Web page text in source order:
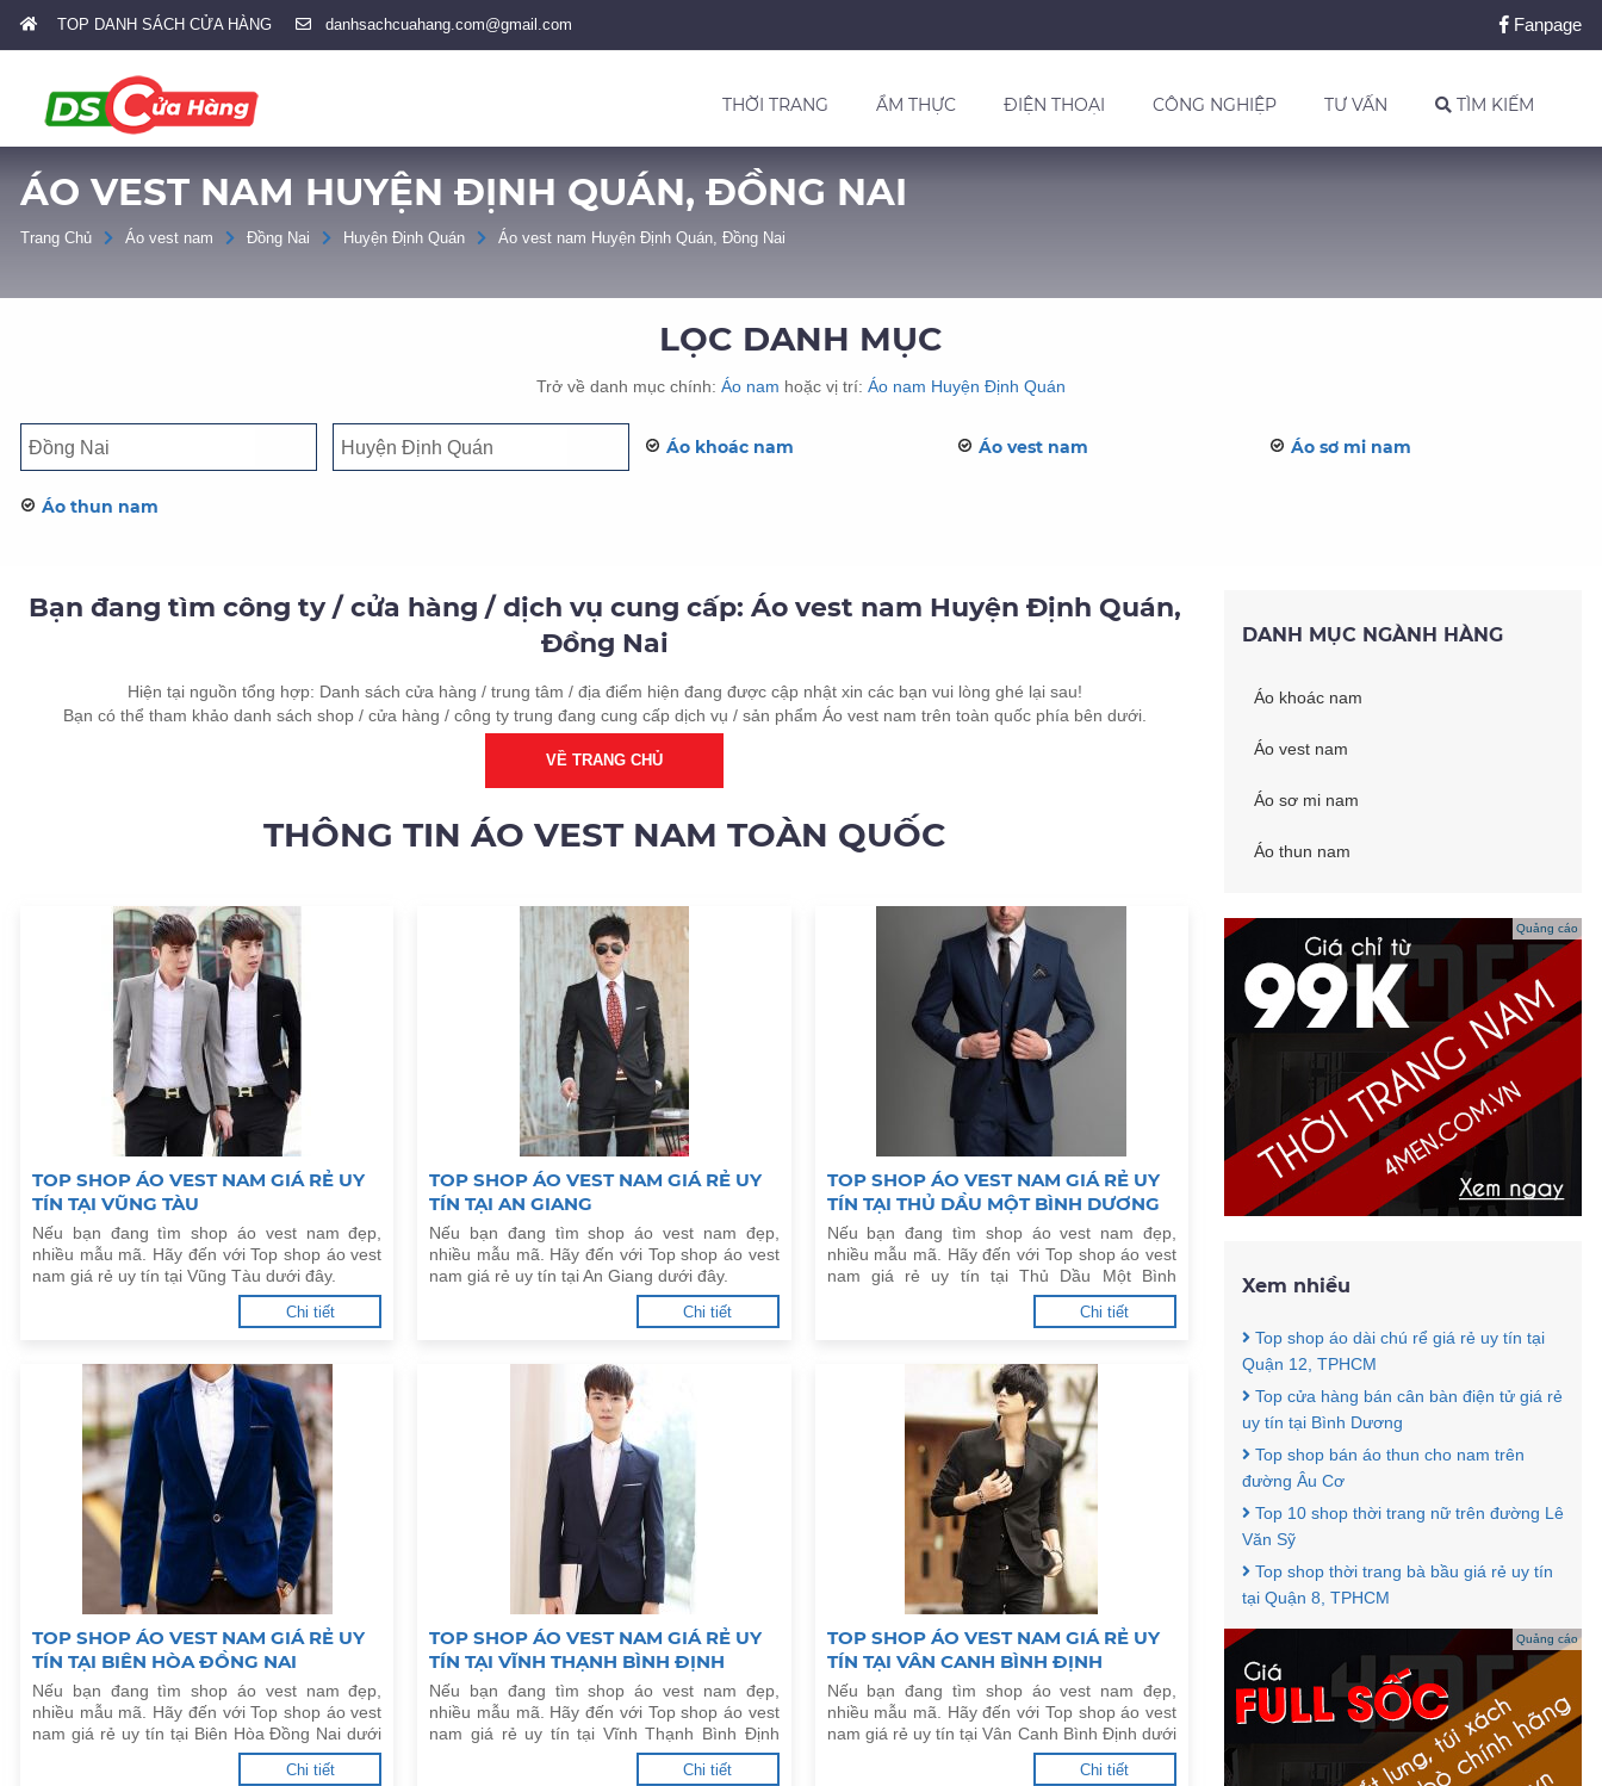
TOP DANH SÁCH CỬA HÀNG danhsachcuahang.com@gmail.com Fanpage
THỜI TRANG ẨM THỰC ĐIỆN THOẠI CÔNG NGHIỆP TƯ VẤN TÌM KIẾM
ÁO VEST NAM HUYỆN ĐỊNH QUÁN, ĐỒNG NAI
Trang Chủ Áo vest nam Đồng Nai Huyện Định Quán Áo vest nam Huyện Định Quán, Đồng Nai
LỌC DANH MỤC
Trở về danh mục chính: Áo nam hoặc vị trí: Áo nam Huyện Định Quán
Áo khoác nam Áo vest nam Áo sơ mi nam
Áo thun nam
Bạn đang tìm công ty / cửa hàng / dịch vụ cung cấp: Áo vest nam Huyện Định Quán,
Đồng Nai
Hiện tại nguồn tổng hợp: Danh sách cửa hàng / trung tâm / địa điểm hiện đang được cập nhật xin các bạn vui lòng ghé lại sau!
Bạn có thể tham khảo danh sách shop / cửa hàng / công ty trung đang cung cấp dịch vụ / sản phẩm Áo vest nam trên toàn quốc phía bên dưới.
VỀ TRANG CHỦ
THÔNG TIN ÁO VEST NAM TOÀN QUỐC
TOP SHOP ÁO VEST NAM GIÁ RẺ UY
TÍN TẠI VŨNG TÀU
Nếu bạn đang tìm shop áo vest nam đẹp,
nhiều mẫu mã. Hãy đến với Top shop áo vest
nam giá rẻ uy tín tại Vũng Tàu dưới đây.
Chi tiết
TOP SHOP ÁO VEST NAM GIÁ RẺ UY
TÍN TẠI AN GIANG
Nếu bạn đang tìm shop áo vest nam đẹp,
nhiều mẫu mã. Hãy đến với Top shop áo vest
nam giá rẻ uy tín tại An Giang dưới đây.
Chi tiết
TOP SHOP ÁO VEST NAM GIÁ RẺ UY
TÍN TẠI THỦ DẦU MỘT BÌNH DƯƠNG
Nếu bạn đang tìm shop áo vest nam đẹp,
nhiều mẫu mã. Hãy đến với Top shop áo vest
nam giá rẻ uy tín tại Thủ Dầu Một Bình
Chi tiết
TOP SHOP ÁO VEST NAM GIÁ RẺ UY
TÍN TẠI BIÊN HÒA ĐỒNG NAI
Nếu bạn đang tìm shop áo vest nam đẹp,
nhiều mẫu mã. Hãy đến với Top shop áo vest
nam giá rẻ uy tín tại Biên Hòa Đồng Nai dưới
Chi tiết
TOP SHOP ÁO VEST NAM GIÁ RẺ UY
TÍN TẠI VĨNH THẠNH BÌNH ĐỊNH
Nếu bạn đang tìm shop áo vest nam đẹp,
nhiều mẫu mã. Hãy đến với Top shop áo vest
nam giá rẻ uy tín tại Vĩnh Thạnh Bình Định
Chi tiết
TOP SHOP ÁO VEST NAM GIÁ RẺ UY
TÍN TẠI VÂN CANH BÌNH ĐỊNH
Nếu bạn đang tìm shop áo vest nam đẹp,
nhiều mẫu mã. Hãy đến với Top shop áo vest
nam giá rẻ uy tín tại Vân Canh Bình Định dưới
Chi tiết
DANH MỤC NGÀNH HÀNG
Áo khoác nam
Áo vest nam
Áo sơ mi nam
Áo thun nam
Quảng cáo
Xem nhiều
Top shop áo dài chú rể giá rẻ uy tín tại
Quận 12, TPHCM
Top cửa hàng bán cân bàn điện tử giá rẻ
uy tín tại Bình Dương
Top shop bán áo thun cho nam trên
đường Âu Cơ
Top 10 shop thời trang nữ trên đường Lê
Văn Sỹ
Top shop thời trang bà bầu giá rẻ uy tín
tại Quận 8, TPHCM
Quảng cáo